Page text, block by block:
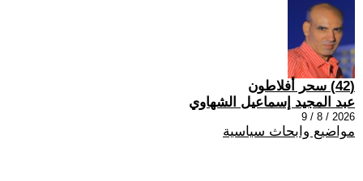
(42) سحر أفلاطون
عبد المجيد إسماعيل الشهاوي
2026 / 8 / 9
مواضيع وابحاث سياسية